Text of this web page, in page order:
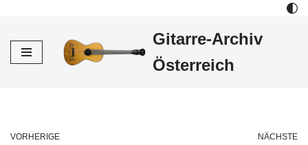
Inhalt
Gitarre-Archiv
Österreich
VORHERIGE NÄCHSTE